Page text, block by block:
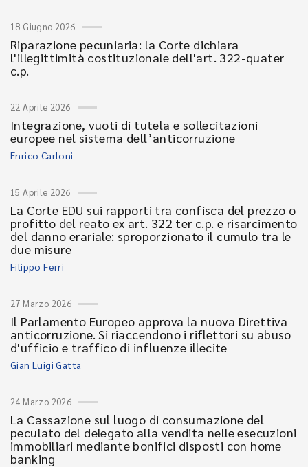
18 Giugno 2026
Riparazione pecuniaria: la Corte dichiara
l'illegittimità costituzionale dell'art. 322-quater
c.p.
22 Aprile 2026
Integrazione, vuoti di tutela e sollecitazioni
europee nel sistema dell’anticorruzione
Enrico Carloni
15 Aprile 2026
La Corte EDU sui rapporti tra confisca del prezzo o
profitto del reato ex art. 322 ter c.p. e risarcimento
del danno erariale: sproporzionato il cumulo tra le
due misure
Filippo Ferri
27 Marzo 2026
Il Parlamento Europeo approva la nuova Direttiva
anticorruzione. Si riaccendono i riflettori su abuso
d'ufficio e traffico di influenze illecite
Gian Luigi Gatta
24 Marzo 2026
La Cassazione sul luogo di consumazione del
peculato del delegato alla vendita nelle esecuzioni
immobiliari mediante bonifici disposti con home
banking